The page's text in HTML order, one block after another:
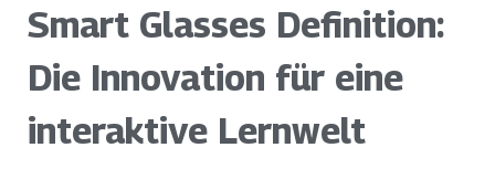
Smart Glasses Definition:
Die Innovation für eine
interaktive Lernwelt